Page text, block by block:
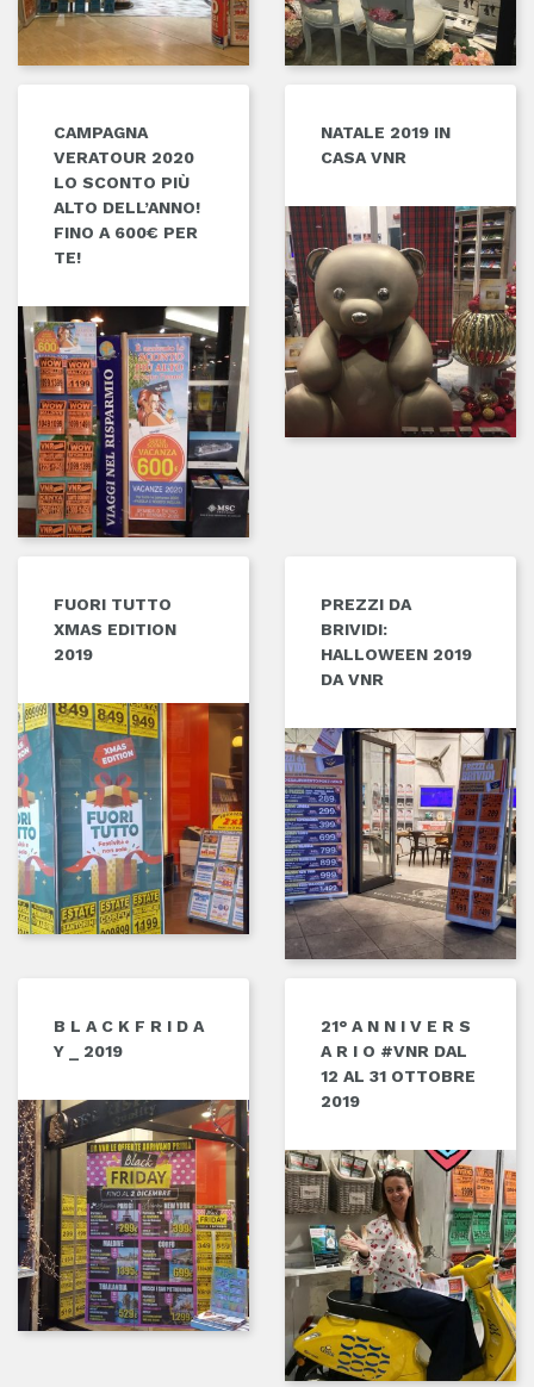
CAMPAGNA
VERATOUR 2020
LO SCONTO PIÙ
ALTO DELL’ANNO!
FINO A 600€ PER
TE!
NATALE 2019 IN
CASA VNR
FUORI TUTTO
XMAS EDITION
2019
PREZZI DA
BRIVIDI:
HALLOWEEN 2019
DA VNR
B L A C K F R I D A
Y _ 2019
21° A N N I V E R S
A R I O #VNR DAL
12 AL 31 OTTOBRE
2019